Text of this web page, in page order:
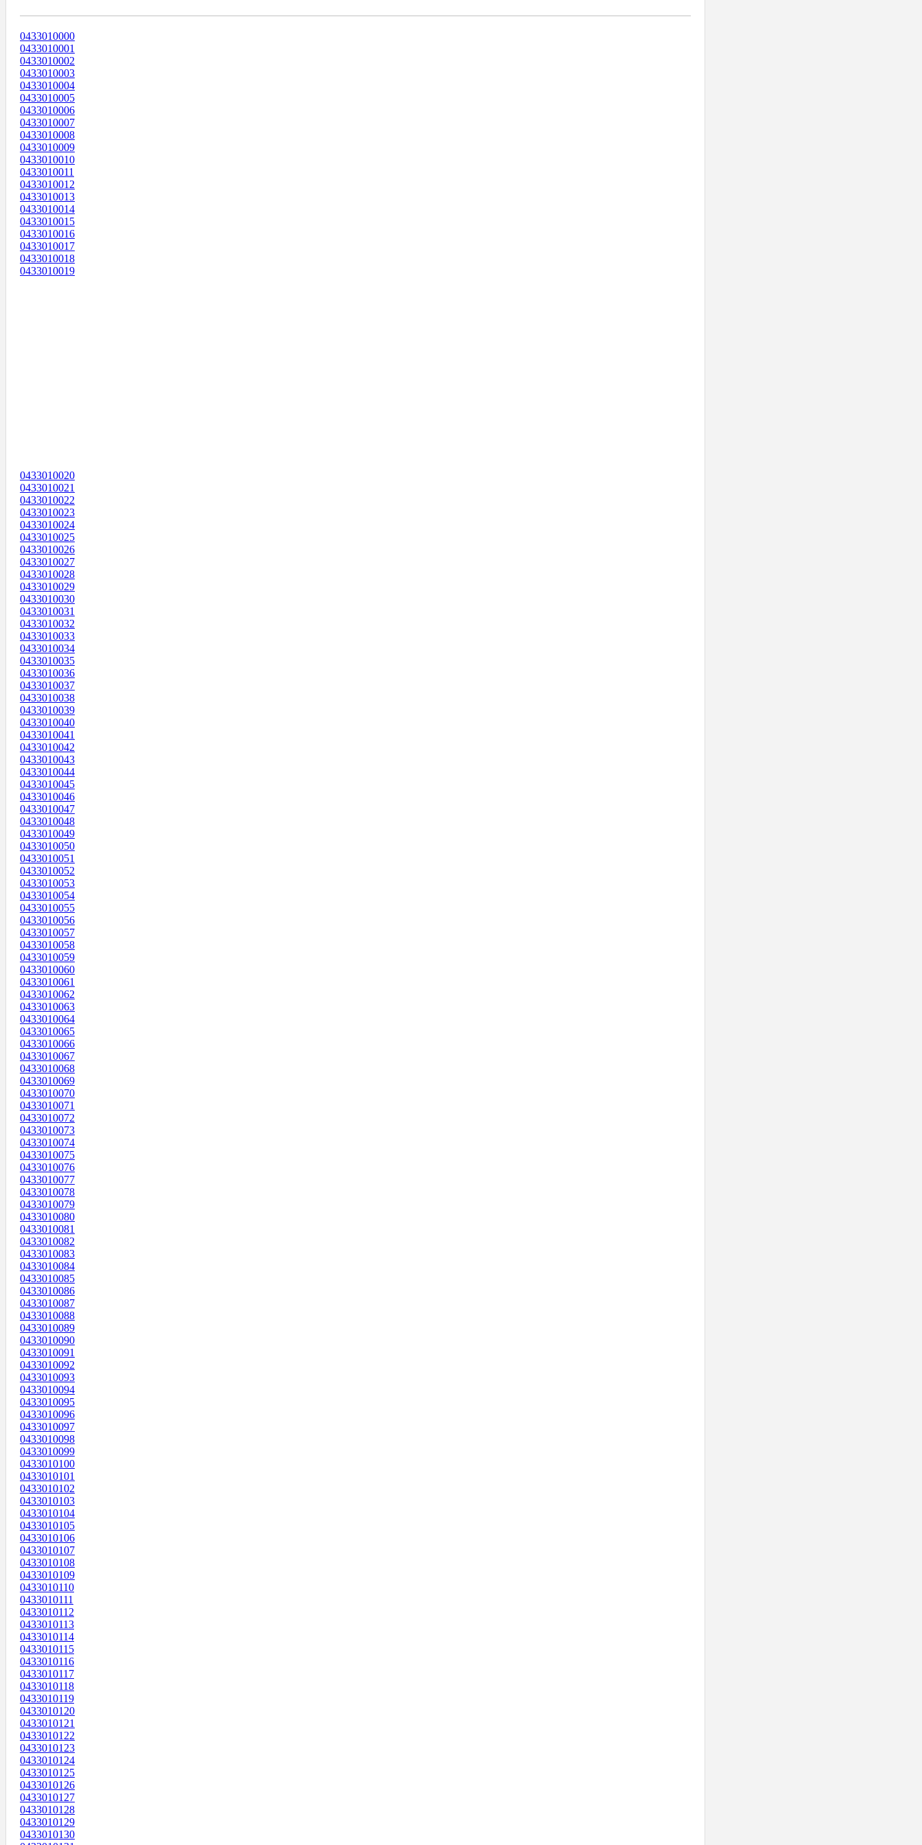
0433010000
0433010001
0433010002
0433010003
0433010004
0433010005
0433010006
0433010007
0433010008
0433010009
0433010010
0433010011
0433010012
0433010013
0433010014
0433010015
0433010016
0433010017
0433010018
0433010019
0433010020
0433010021
0433010022
0433010023
0433010024
0433010025
0433010026
0433010027
0433010028
0433010029
0433010030
0433010031
0433010032
0433010033
0433010034
0433010035
0433010036
0433010037
0433010038
0433010039
0433010040
0433010041
0433010042
0433010043
0433010044
0433010045
0433010046
0433010047
0433010048
0433010049
0433010050
0433010051
0433010052
0433010053
0433010054
0433010055
0433010056
0433010057
0433010058
0433010059
0433010060
0433010061
0433010062
0433010063
0433010064
0433010065
0433010066
0433010067
0433010068
0433010069
0433010070
0433010071
0433010072
0433010073
0433010074
0433010075
0433010076
0433010077
0433010078
0433010079
0433010080
0433010081
0433010082
0433010083
0433010084
0433010085
0433010086
0433010087
0433010088
0433010089
0433010090
0433010091
0433010092
0433010093
0433010094
0433010095
0433010096
0433010097
0433010098
0433010099
0433010100
0433010101
0433010102
0433010103
0433010104
0433010105
0433010106
0433010107
0433010108
0433010109
0433010110
0433010111
0433010112
0433010113
0433010114
0433010115
0433010116
0433010117
0433010118
0433010119
0433010120
0433010121
0433010122
0433010123
0433010124
0433010125
0433010126
0433010127
0433010128
0433010129
0433010130